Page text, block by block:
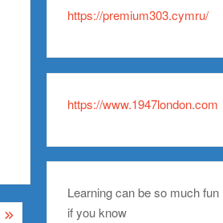
https://premium303.cymru/
https://www.1947london.com
Learning can be so much fun
if you know